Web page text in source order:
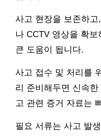
사고 현장을 보존하고
나 CCTV 영상을 확보
큰 도움이 됩니다.
사고 접수 및 처리를
리 준비해두면 신속
고 관련 증거 자료는
필요 서류는 사고 발